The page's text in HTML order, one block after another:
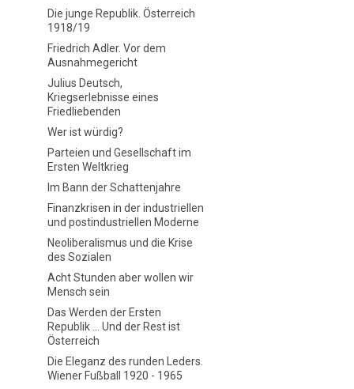
Die junge Republik. Österreich
1918/19
Friedrich Adler. Vor dem
Ausnahmegericht
Julius Deutsch,
Kriegserlebnisse eines
Friedliebenden
Wer ist würdig?
Parteien und Gesellschaft im
Ersten Weltkrieg
Im Bann der Schattenjahre
Finanzkrisen in der industriellen
und postindustriellen Moderne
Neoliberalismus und die Krise
des Sozialen
Acht Stunden aber wollen wir
Mensch sein
Das Werden der Ersten
Republik ... Und der Rest ist
Österreich
Die Eleganz des runden Leders.
Wiener Fußball 1920 - 1965